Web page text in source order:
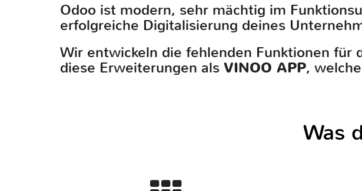
Odoo ist modern, sehr mächtig im
erfolgreiche Digitalisierung deines
Wir entwickeln die fehlenden Funktionen für
diese Erweiterungen als VINOO APP,
Was